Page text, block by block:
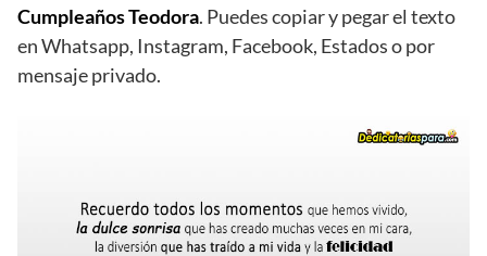
Cumpleaños Teodora. Puedes copiar y pegar el texto
en Whatsapp, Instagram, Facebook, Estados o por
mensaje privado.